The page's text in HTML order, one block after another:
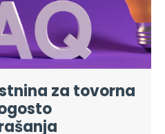
za tovorna